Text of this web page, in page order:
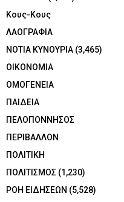
Κους-Κους
ΛΑΟΓΡΑΦΙΑ
ΝΟΤΙΑ ΚΥΝΟΥΡΙΑ (3,465)
ΟΙΚΟΝΟΜΙΑ
ΟΜΟΓΕΝΕΙΑ
ΠΑΙΔΕΙΑ
ΠΕΛΟΠΟΝΝΗΣΟΣ
ΠΕΡΙΒΑΛΛΟΝ
ΠΟΛΙΤΙΚΗ
ΠΟΛΙΤΙΣΜΟΣ (1,230)
ΡΟΗ ΕΙΔΗΣΕΩΝ (5,528)